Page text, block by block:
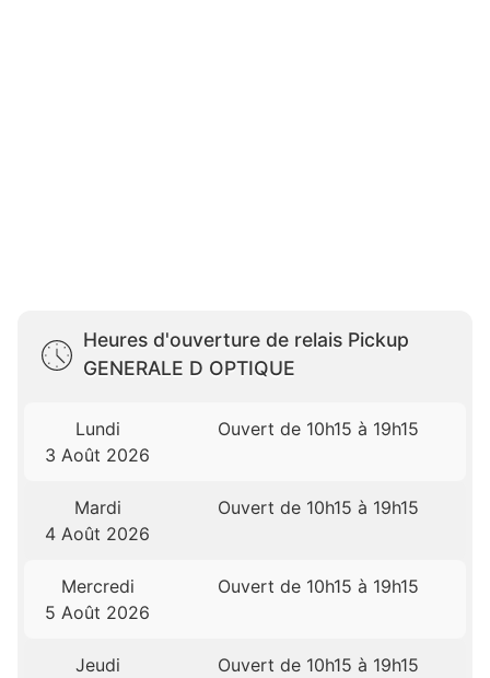
Heures d'ouverture de relais Pickup
GENERALE D OPTIQUE
Lundi
3 Août 2026
Ouvert de 10h15 à 19h15
Mardi
4 Août 2026
Ouvert de 10h15 à 19h15
Mercredi
5 Août 2026
Ouvert de 10h15 à 19h15
Jeudi
Ouvert de 10h15 à 19h15